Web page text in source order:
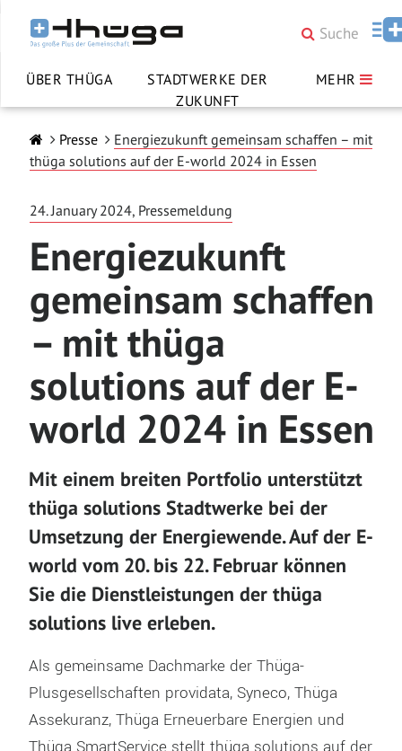
ÜBER THÜGA
STADTWERKE DER
ZUKUNFT
MEHR
Presse
Energiezukunft gemeinsam schaffen – mit
thüga solutions auf der E-world 2024 in Essen
24. January 2024, Pressemeldung
Energiezukunft
gemeinsam schaffen
– mit thüga
solutions auf der E-
world 2024 in Essen
Mit einem breiten Portfolio unterstützt
thüga solutions Stadtwerke bei der
Umsetzung der Energiewende. Auf der E-
world vom 20. bis 22. Februar können
Sie die Dienstleistungen der thüga
solutions live erleben.
Als gemeinsame Dachmarke der Thüga-
Plusgesellschaften providata, Syneco, Thüga
Assekuranz, Thüga Erneuerbare Energien und